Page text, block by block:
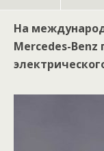
На
Mercedes-Benz